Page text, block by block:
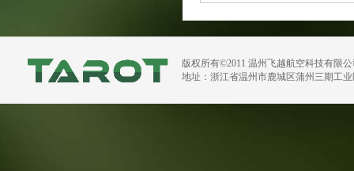
版权所有©2011 温州飞越航空科技有限
地址：浙江省温州市鹿城区蒲州三期工业